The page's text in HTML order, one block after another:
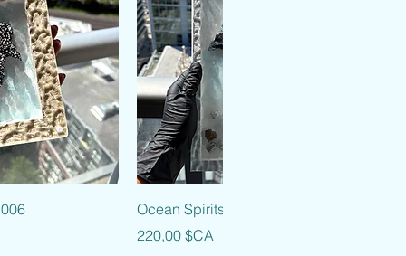
Aperçu rapide
Ocean Spirits - 005
Prix
220,00 $CA